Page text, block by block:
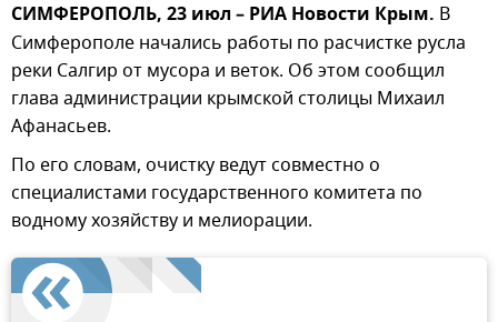
СИМФЕРОПОЛЬ, 23 июл – РИА Новости Крым. В
Симферополе начались работы по расчистке русла
реки Салгир от мусора и веток. Об этом сообщил
глава администрации крымской столицы Михаил
Афанасьев.
По его словам, очистку ведут совместно о
специалистами государственного комитета по
водному хозяйству и мелиорации.